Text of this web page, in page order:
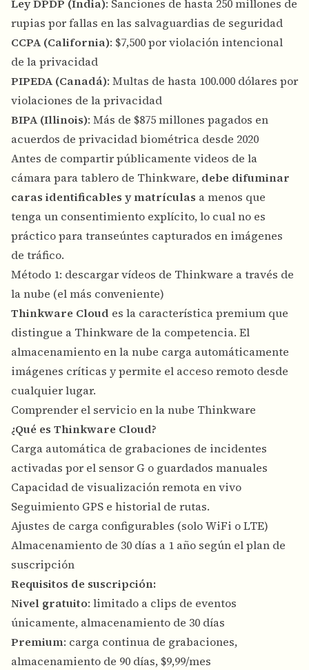
Ley DPDP (India): Sanciones de hasta 250 millones de
rupias por fallas en las salvaguardias de seguridad
CCPA (California): $7,500 por violación intencional
de la privacidad
PIPEDA (Canadá): Multas de hasta 100.000 dólares por
violaciones de la privacidad
BIPA (Illinois): Más de $875 millones pagados en
acuerdos de privacidad biométrica desde 2020
Antes de compartir públicamente videos de la
cámara para tablero de Thinkware, debe difuminar
caras identificables y matrículas a menos que
tenga un consentimiento explícito, lo cual no es
práctico para transeúntes capturados en imágenes
de tráfico.
Método 1: descargar vídeos de Thinkware a través de
la nube (el más conveniente)
Thinkware Cloud es la característica premium que
distingue a Thinkware de la competencia. El
almacenamiento en la nube carga automáticamente
imágenes críticas y permite el acceso remoto desde
cualquier lugar.
Comprender el servicio en la nube Thinkware
¿Qué es Thinkware Cloud?
Carga automática de grabaciones de incidentes
activadas por el sensor G o guardados manuales
Capacidad de visualización remota en vivo
Seguimiento GPS e historial de rutas.
Ajustes de carga configurables (solo WiFi o LTE)
Almacenamiento de 30 días a 1 año según el plan de
suscripción
Requisitos de suscripción:
Nivel gratuito: limitado a clips de eventos
únicamente, almacenamiento de 30 días
Premium: carga continua de grabaciones,
almacenamiento de 90 días, $9,99/mes